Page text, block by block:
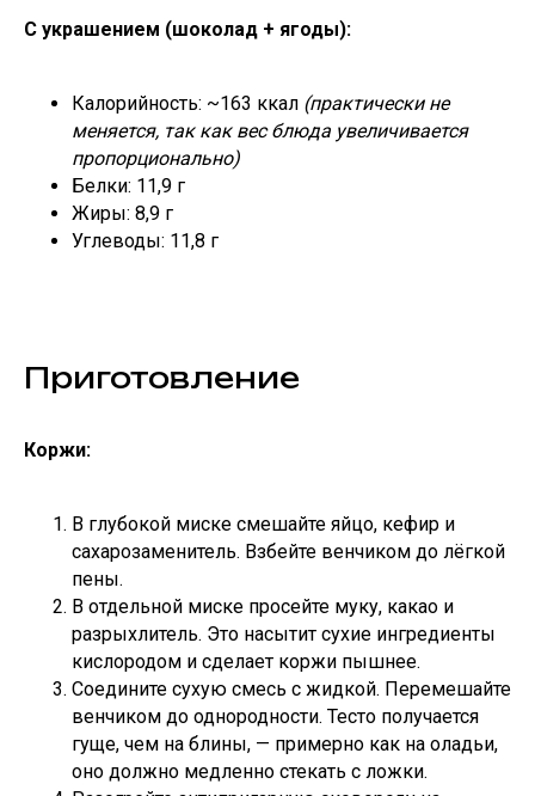
С украшением (шоколад + ягоды):
Калорийность: ~163 ккал (практически не
меняется, так как вес блюда увеличивается
пропорционально)
Белки: 11,9 г
Жиры: 8,9 г
Углеводы: 11,8 г
Приготовление
Коржи:
В глубокой миске смешайте яйцо, кефир и
сахарозаменитель. Взбейте венчиком до лёгкой
пены.
В отдельной миске просейте муку, какао и
разрыхлитель. Это насытит сухие ингредиенты
кислородом и сделает коржи пышнее.
Соедините сухую смесь с жидкой. Перемешайте
венчиком до однородности. Тесто получается
гуще, чем на блины, — примерно как на оладьи,
оно должно медленно стекать с ложки.